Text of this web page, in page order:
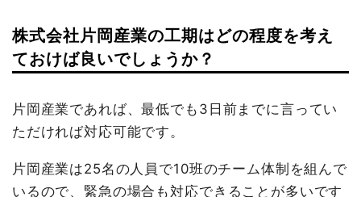
株式会社片岡産業の工期はどの程度を考え
ておけば良いでしょうか？
片岡産業であれば、最低でも3日前までに言ってい
ただければ対応可能です。
片岡産業は25名の人員で10班のチーム体制を組んで
いるので、緊急の場合も対応できることが多いです